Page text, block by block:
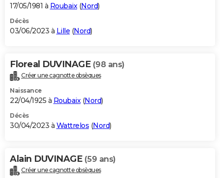
17/05/1981 à Roubaix(Nord)
Décès
03/06/2023 à Lille (Nord)
Floreal DUVINAGE (98 ans)
Créer une cagnotte obsèques
Naissance
22/04/1925 à Roubaix(Nord)
Décès
30/04/2023 à Wattrelos (Nord)
Alain DUVINAGE (59 ans)
Créer une cagnotte obsèques